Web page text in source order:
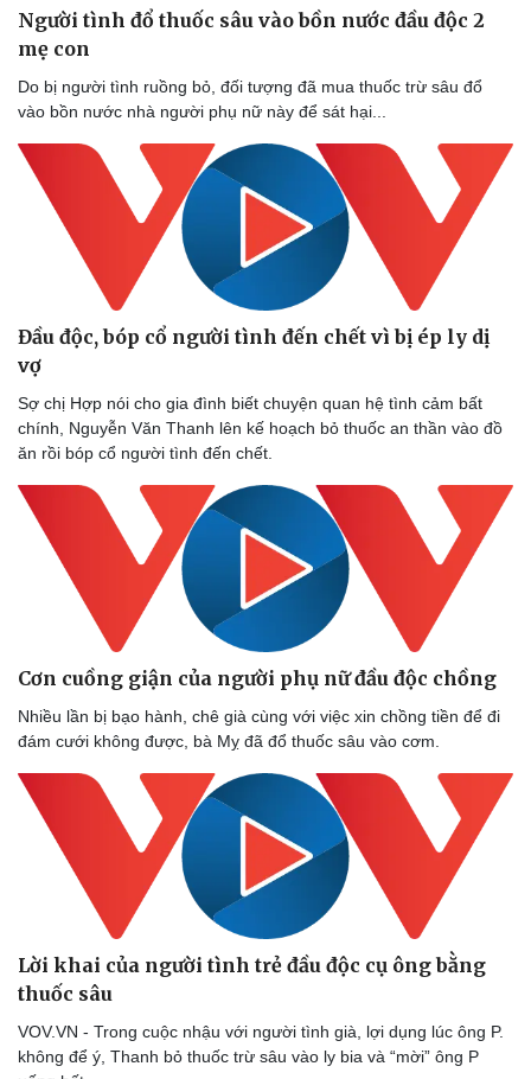
Sức khỏe
Dinh dưỡng - món ngon
Cây thuốc
Sản phụ khoa
Nhi khoa
Nam khoa
Làm đẹp - giảm cân
Phòng mạch online
Ăn sạch sống khỏe
Đời sống
Nhà đẹp
Blog
Tình yêu - Gia đình
Người tình đổ thuốc sâu vào bồn nước đầu độc 2
mẹ con
Do bị người tình ruồng bỏ, đối tượng đã mua thuốc trừ sâu đổ
vào bồn nước nhà người phụ nữ này để sát hại...
Đầu độc, bóp cổ người tình đến chết vì bị ép ly dị
vợ
Sợ chị Hợp nói cho gia đình biết chuyện quan hệ tình cảm bất
chính, Nguyễn Văn Thanh lên kế hoạch bỏ thuốc an thần vào đồ
ăn rồi bóp cổ người tình đến chết.
Cơn cuồng giận của người phụ nữ đầu độc chồng
Nhiều lần bị bạo hành, chê già cùng với việc xin chồng tiền để đi
đám cưới không được, bà Mỵ đã đổ thuốc sâu vào cơm.
Lời khai của người tình trẻ đầu độc cụ ông bằng
thuốc sâu
VOV.VN - Trong cuộc nhậu với người tình già, lợi dụng lúc ông P.
không để ý, Thanh bỏ thuốc trừ sâu vào ly bia và “mời” ông P